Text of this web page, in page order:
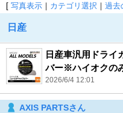
[ 写真表示 ｜ カテゴリ選択 ｜ 過去
日産
日産車汎用ドライ
バー※ハイオクの
2026/6/4 12:01
AXIS PARTSさん